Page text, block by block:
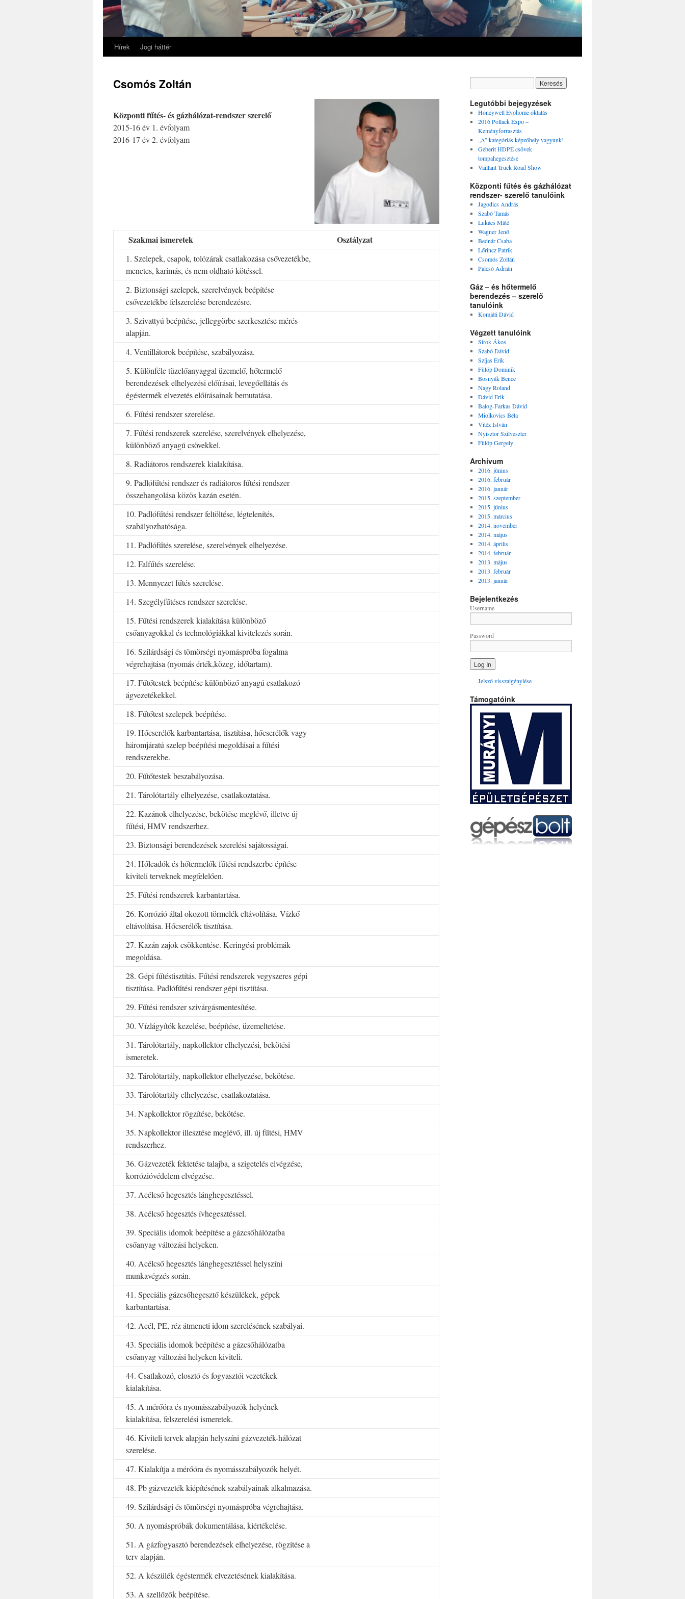
Hírek Jogi háttér
Csomós Zoltán
Központi fűtés- és gázhálózat-rendszer szerelő
2015-16 év 1. évfolyam
2016-17 év 2. évfolyam
Szakmai ismeretek Osztályzat
1. Szelepek, csapok, tolózárak csatlakozása csővezetékbe,
menetes, karimás, és nem oldható kötéssel.
2. Biztonsági szelepek, szerelvények beépítése
csővezetékbe felszerelése berendezésre.
3. Szivattyú beépítése, jelleggörbe szerkesztése mérés
alapján.
4. Ventillátorok beépítése, szabályozása.
5. Különféle tüzelőanyaggal üzemelő, hőtermelő
berendezések elhelyezési előírásai, levegőellátás és
égéstermék elvezetés előírásainak bemutatása.
6. Fűtési rendszer szerelése.
7. Fűtési rendszerek szerelése, szerelvények elhelyezése,
különböző anyagú csövekkel.
8. Radiátoros rendszerek kialakítása.
9. Padlófűtési rendszer és radiátoros fűtési rendszer
összehangolása közös kazán esetén.
10. Padlófűtési rendszer feltöltése, légtelenítés,
szabályozhatósága.
11. Padlófűtés szerelése, szerelvények elhelyezése.
12. Falfűtés szerelése.
13. Mennyezet fűtés szerelése.
14. Szegélyfűtéses rendszer szerelése.
15. Fűtési rendszerek kialakítása különböző
csőanyagokkal és technológiákkal kivitelezés során.
16. Szilárdsági és tömörségi nyomáspróba fogalma
végrehajtása (nyomás érték,közeg, időtartam).
17. Fűtőtestek beépítése különböző anyagú csatlakozó
ágvezetékekkel.
18. Fűtőtest szelepek beépítése.
19. Hőcserélők karbantartása, tisztítása, hőcserélők vagy
háromjáratú szelep beépítési megoldásai a fűtési
rendszerekbe.
20. Fűtőtestek beszabályozása.
21. Tárolótartály elhelyezése, csatlakoztatása.
22. Kazánok elhelyezése, bekötése meglévő, illetve új
fűtési, HMV rendszerhez.
23. Biztonsági berendezések szerelési sajátosságai.
24. Hőleadók és hőtermelők fűtési rendszerbe építése
kiviteli terveknek megfelelően.
25. Fűtési rendszerek karbantartása.
26. Korrózió által okozott törmelék eltávolítása. Vízkő
eltávolítása. Hőcserélők tisztítása.
27. Kazán zajok csökkentése. Keringési problémák
megoldása.
28. Gépi fűtéstisztítás. Fűtési rendszerek vegyszeres gépi
tisztítása. Padlófűtési rendszer gépi tisztítása.
29. Fűtési rendszer szivárgásmentesítése.
30. Vízlágyítók kezelése, beépítése, üzemeltetése.
31. Tárolótartály, napkollektor elhelyezési, bekötési
ismeretek.
32. Tárolótartály, napkollektor elhelyezése, bekötése.
33. Tárolótartály elhelyezése, csatlakoztatása.
34. Napkollektor rögzítése, bekötése.
35. Napkollektor illesztése meglévő, ill. új fűtési, HMV
rendszerhez.
36. Gázvezeték fektetése talajba, a szigetelés elvégzése,
korrózióvédelem elvégzése.
37. Acélcső hegesztés lánghegesztéssel.
38. Acélcső hegesztés ívhegesztéssel.
39. Speciális idomok beépítése a gázcsőhálózatba
csőanyag változási helyeken.
40. Acélcső hegesztés lánghegesztéssel helyszíni
munkavégzés során.
41. Speciális gázcsőhegesztő készülékek, gépek
karbantartása.
42. Acél, PE, réz átmeneti idom szerelésének szabályai.
43. Speciális idomok beépítése a gázcsőhálózatba
csőanyag változási helyeken kiviteli.
44. Csatlakozó, elosztó és fogyasztói vezetékek
kialakítása.
45. A mérőóra és nyomásszabályozók helyének
kialakítása, felszerelési ismeretek.
46. Kiviteli tervek alapján helyszíni gázvezeték-hálózat
szerelése.
47. Kialakítja a mérőóra és nyomásszabályozók helyét.
48. Pb gázvezeték kiépítésének szabályainak alkalmazása.
49. Szilárdsági és tömörségi nyomáspróba végrehajtása.
50. A nyomáspróbák dokumentálása, kiértékelése.
51. A gázfogyasztó berendezések elhelyezése, rögzítése a
terv alapján.
52. A készülék égéstermék elvezetésének kialakítása.
53. A szellőzők beépítése.
Legutóbbi bejegyzések
Honeywell Evohome oktatás
2016 Pollack Expo –
Keményforrasztás
„A” kategóriás képzőhely vagyunk!
Geberit HDPE csövek
tompahegesztése
Vaillant Truck Road Show
Központi fűtés és gázhálózat
rendszer- szerelő tanulóink
Jagodics András
Szabó Tamás
Lukács Máté
Wagner Jenő
Bednár Csaba
Lőrincz Patrik
Csomós Zoltán
Palcsó Adrián
Gáz – és hőtermelő
berendezés – szerelő
tanulóink
Komjáti Dávid
Végzett tanulóink
Sirok Ákos
Szabó Dávid
Szíjas Erik
Fülöp Dominik
Bosnyák Bence
Nagy Roland
Dávid Erik
Balog-Farkas Dávid
Miolkovics Béla
Vitéz István
Nyisztor Szilveszter
Fülöp Gergely
Archívum
2016. június
2016. február
2016. január
2015. szeptember
2015. június
2015. március
2014. november
2014. május
2014. április
2014. február
2013. május
2013. február
2013. január
Bejelentkezés
Username
Password
Jelszó visszaigénylése
Támogatóink